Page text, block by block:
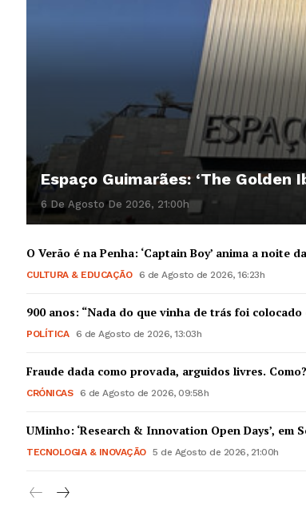
Espaço Guimarães: ‘The Golden
6 De Agosto De 2026, 21:00h
O Verão é na Penha: ‘Captain Boy’ anima a noite
CULTURA & EDUCAÇÃO 6 de Agosto de 2026, 16:23h
900 anos: “Nada do que vinha de trás foi
POLÍTICA 6 de Agosto de 2026, 13:03h
Fraude dada como provada, arguidos livres. Como?
CRÓNICAS 6 de Agosto de 2026, 09:58h
UMinho: ‘Research & Innovation Open Days’, em
TECNOLOGIA & INOVAÇÃO 5 de Agosto de 2026, 21:00h